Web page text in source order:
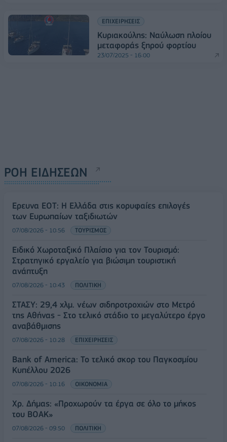
ΕΠΙΧΕΙΡΗΣΕΙΣ
Κυριακούλης: Ναύλωση πλοίου
μεταφοράς ξηρού φορτίου
23/07/2025 - 16:00
ΡΟΗ ΕΙΔΗΣΕΩΝ
Έρευνα ΕΟΤ: Η Ελλάδα στις κορυφαίες επιλογές
των Ευρωπαίων ταξιδιωτών
07/08/2026 - 10:56 ΤΟΥΡΙΣΜΟΣ
Ειδικό Χωροταξικό Πλαίσιο για τον Τουρισμό:
Στρατηγικό εργαλείο για βιώσιμη τουριστική
ανάπτυξη
07/08/2026 - 10:43 ΠΟΛΙΤΙΚΗ
ΣΤΑΣΥ: 29,4 χλμ. νέων σιδηροτροχιών στο Μετρό
της Αθήνας - Στο τελικό στάδιο το μεγαλύτερο έργο
αναβάθμισης
07/08/2026 - 10:28 ΕΠΙΧΕΙΡΗΣΕΙΣ
Bank of America: Το τελικό σκορ του Παγκοσμίου
Κυπέλλου 2026
07/08/2026 - 10:16 ΟΙΚΟΝΟΜΙΑ
Χρ. Δήμας: «Προχωρούν τα έργα σε όλο το μήκος
του ΒΟΑΚ»
07/08/2026 - 09:50 ΠΟΛΙΤΙΚΗ